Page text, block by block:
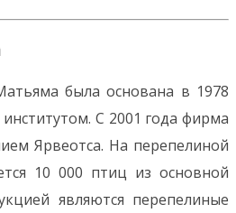
была основана в 1978
С 2001 года фирма
Ярвеотса. На перепелиной
10 000 птиц из основной
являются перепелиные